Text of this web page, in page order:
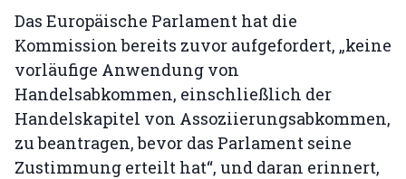
Das Europäische Parlament hat die
Kommission bereits zuvor aufgefordert, „keine
vorläufige Anwendung von
Handelsabkommen, einschließlich der
Handelskapitel von Assoziierungsabkommen,
zu beantragen, bevor das Parlament seine
Zustimmung erteilt hat“, und daran erinnert,